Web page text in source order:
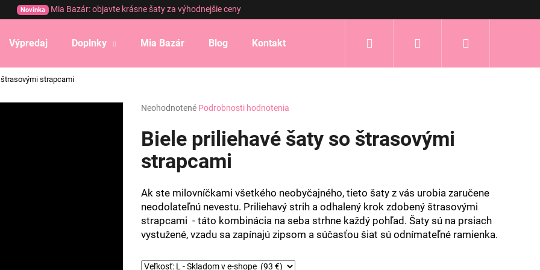
Novinka Mia Bazár: objavte krásne šaty za výhodnejšie ceny
Výpredaj Doplnky Mia Bazár Blog Kontakt Prihlásenie
strapcami
Priemerné
produktu
je
z
hviezdičiek.
Neohodnotené Podrobnosti hodnotenia
Biele priliehavé šaty so štrasovými
strapcami
Ak ste milovníčkami všetkého neobyčajného, tieto šaty z vás urobia zaručene
neodolateľnú nevestu. Priliehavý strih a odhalený krok zdobený štrasovými
strapcami - táto kombinácia na seba strhne každý pohľad. Šaty sú na prsiach
vystužené, vzadu sa zapínajú zipsom a súčasťou šiat sú odnímateľné ramienka.
Čo potrebujete nájsť?
HĽADAŤ